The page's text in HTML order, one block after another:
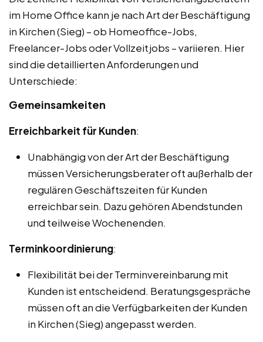
im Home Office kann je nach Art der Beschäftigung
in Kirchen (Sieg) – ob Homeoffice-Jobs,
Freelancer-Jobs oder Vollzeitjobs – variieren. Hier
sind die detaillierten Anforderungen und
Unterschiede:
Gemeinsamkeiten
Erreichbarkeit für Kunden:
Unabhängig von der Art der Beschäftigung
müssen Versicherungsberater oft außerhalb der
regulären Geschäftszeiten für Kunden
erreichbar sein. Dazu gehören Abendstunden
und teilweise Wochenenden.
Terminkoordinierung:
Flexibilität bei der Terminvereinbarung mit
Kunden ist entscheidend. Beratungsgespräche
müssen oft an die Verfügbarkeiten der Kunden
in Kirchen (Sieg) angepasst werden.